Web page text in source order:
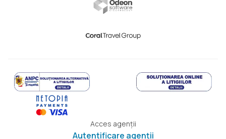
Acces agenții
Autentificare agenții